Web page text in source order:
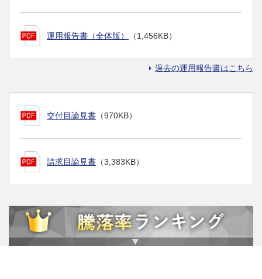
運用報告書（全体版） （1,456KB）
過去の運用報告書はこちら
交付目論見書 （970KB）
請求目論見書 （3,383KB）